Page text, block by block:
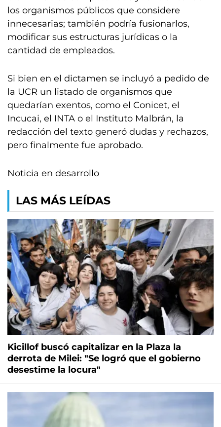
los organismos públicos que considere
innecesarias; también podría fusionarlos,
modificar sus estructuras jurídicas o la
cantidad de empleados.
Si bien en el dictamen se incluyó a pedido de
la UCR un listado de organismos que
quedarían exentos, como el Conicet, el
Incucai, el INTA o el Instituto Malbrán, la
redacción del texto generó dudas y rechazos,
pero finalmente fue aprobado.
Noticia en desarrollo
LAS MÁS LEÍDAS
Kicillof buscó capitalizar en la Plaza la
derrota de Milei: "Se logró que el gobierno
desestime la locura"